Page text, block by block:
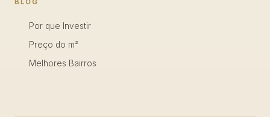
BLOG
Por que Investir
Preço do m²
Melhores Bairros